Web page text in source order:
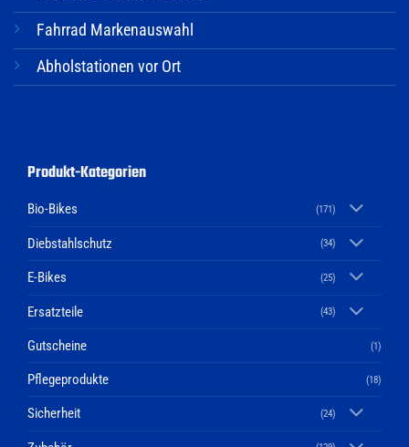
Fahrrad Markenauswahl
Abholstationen vor Ort
Produkt-Kategorien
Bio-Bikes (171)
Diebstahlschutz (34)
E-Bikes (25)
Ersatzteile (43)
Gutscheine (1)
Pflegeprodukte (18)
Sicherheit (24)